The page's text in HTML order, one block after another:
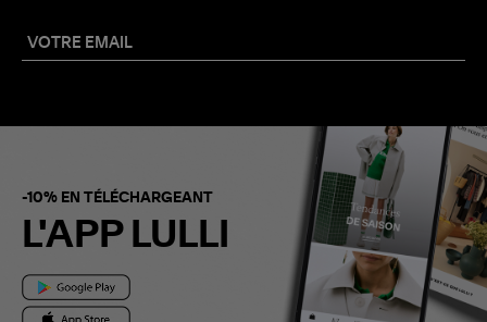
-10% EN TÉLÉCHARGEANT
L'APP LULLI